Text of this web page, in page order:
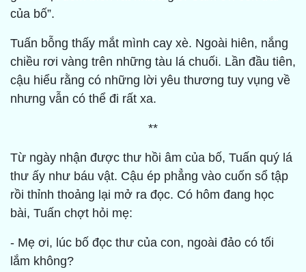
của bố”.
Tuấn bỗng thấy mắt mình cay xè. Ngoài hiên, nắng
chiều rơi vàng trên những tàu lá chuối. Lần đầu tiên,
cậu hiểu rằng có những lời yêu thương tuy vụng về
nhưng vẫn có thể đi rất xa.
**
Từ ngày nhận được thư hồi âm của bố, Tuấn quý lá
thư ấy như báu vật. Cậu ép phẳng vào cuốn sổ tập
rồi thỉnh thoảng lại mở ra đọc. Có hôm đang học
bài, Tuấn chợt hỏi mẹ:
- Mẹ ơi, lúc bố đọc thư của con, ngoài đảo có tối
lắm không?